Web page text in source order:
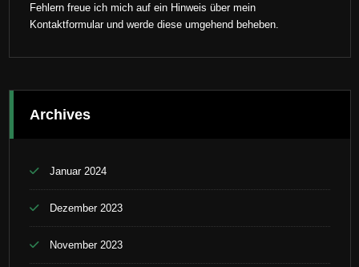
Fehlern freue ich mich auf ein Hinweis über mein
Kontaktformular und werde diese umgehend beheben.
Archives
Januar 2024
Dezember 2023
November 2023